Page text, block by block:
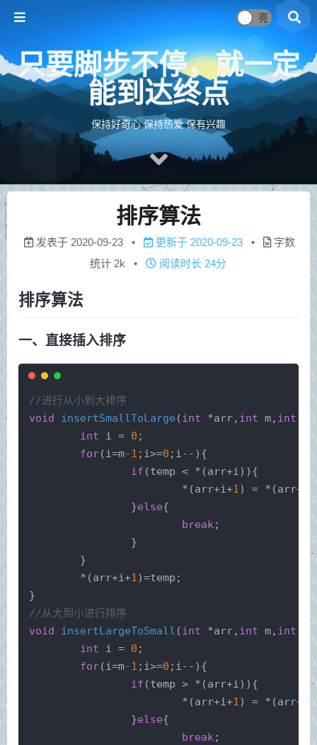
只要脚步不停，就一定
能到达终点
保持好奇心 保持热爱 保有兴趣
排序算法
发表于 2020-09-23 更新于 2020-09-23
字数
统计 2k 阅读时长 24分
排序算法
一、直接插入排序
//进行从小到大排序
void
insertSmallToLarge (int *arr, int m, int
int i = 0 ;
for(i=m-1 ;i>=0 ;i--){
if (temp < *(arr+i)){
			*(arr+i+
1) =
		}
else{
break;
		}
	}
	*(arr+i+
1)=temp;
}
//从大到小进行排序
void
insertLargeToSmall (int *arr, int m, int
int i = 0 ;
for(i=m-1 ;i>=0 ;i--){
if (temp > *(arr+i)){
			*(arr+i+
1) =
		}
else{
break;